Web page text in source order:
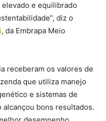
e equilibrado
diz o
, da Embrapa Meio
receberam os valores de
que utiliza manejo
e sistemas de
bons resultados.